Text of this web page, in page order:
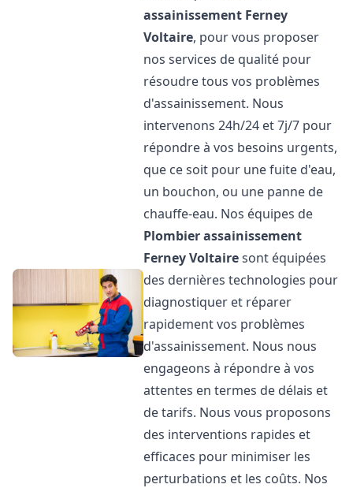
assainissement Ferney
Voltaire, pour vous proposer
nos services de qualité pour
résoudre tous vos problèmes
d'assainissement. Nous
intervenons 24h/24 et 7j/7 pour
répondre à vos besoins urgents,
que ce soit pour une fuite d'eau,
un bouchon, ou une panne de
chauffe-eau. Nos équipes de
Plombier assainissement
Ferney Voltairesont équipées
des dernières technologies pour
diagnostiquer et réparer
rapidement vos problèmes
d'assainissement. Nous nous
engageons à répondre à vos
attentes en termes de délais et
de tarifs. Nous vous proposons
des interventions rapides et
efficaces pour minimiser les
perturbations et les coûts. Nos